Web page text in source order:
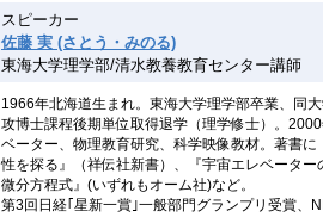
スピーカー
佐藤 実 (さとう・みのる)
東海大学理学部/清水教養教育センター講師
1966年北海道生まれ。東海大学理学部卒業、同
攻博士課程後期単位取得退学（理学修士）。
ベーター、物理教育研究、科学映像教材。著書に
性を探る』（祥伝社新書）、『宇宙エレベーター
微分方程式』(いずれもオーム社)など。
第3回日経｢星新一賞｣一般部門グランプリ受賞